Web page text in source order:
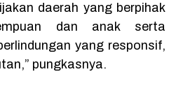
daerah yang berpihak
dan anak serta
yang responsif,
pungkasnya.